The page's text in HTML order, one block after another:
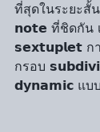
ที่สุดในระยะสั้
𝗻𝗼𝘁𝗲 ที่ชิดกัน
𝘀𝗲𝘅𝘁𝘂𝗽𝗹𝗲𝘁 ก
กรอบ
𝗱𝘆𝗻𝗮𝗺𝗶𝗰 แบ